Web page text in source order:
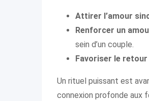
Attirer l’amour
Renforcer un
sein d’un couple.
Favoriser le retour
Un rituel puissant est
connexion profonde aux